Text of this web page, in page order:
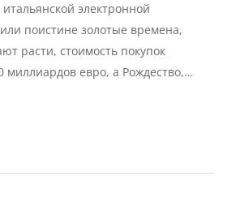
электронной
поистине золотые времена,
расти, стоимость покупок
миллиардов евро, а Рождество,…